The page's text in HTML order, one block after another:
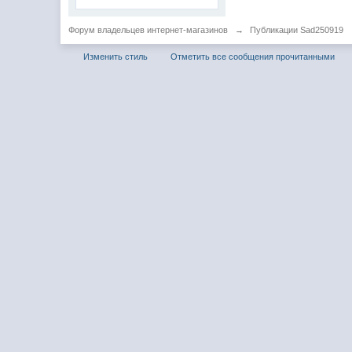
Форум владельцев интернет-магазинов → Публикации Sad250919
Изменить стиль Отметить все сообщения прочитанными